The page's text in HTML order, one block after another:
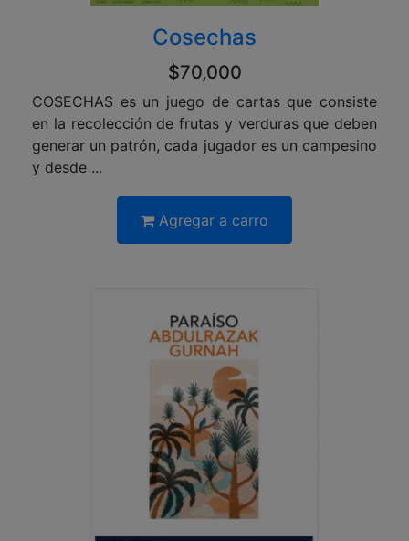
Cosechas
$70,000
COSECHAS es un juego de cartas que consiste
en la recolección de frutas y verduras que deben
generar un patrón, cada jugador es un campesino
y desde ...
Agregar a carro